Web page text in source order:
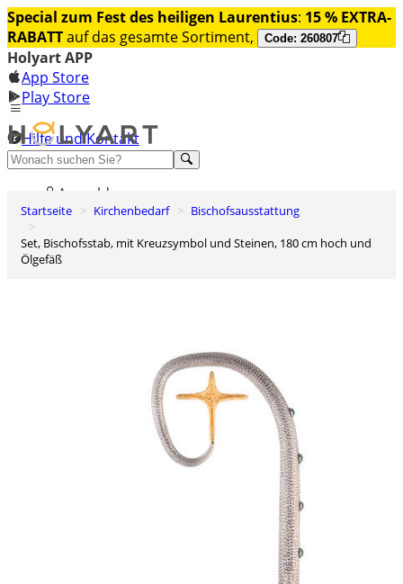
Special zum Fest des heiligen Laurentius: 15 % EXTRA-
RABATTauf das gesamte Sortiment, Code: 260807
Holyart APP
App Store
Play Store
Hilfe und Kontakt
Entdecken Sie Premium
Anmelden
Wunschliste
0
Warenkorb
Startseite Kirchenbedarf
Bischofsausstattung
Set, Bischofsstab, mit Kreuzsymbol und Steinen, 180 cm hoch und
Ölgefäß